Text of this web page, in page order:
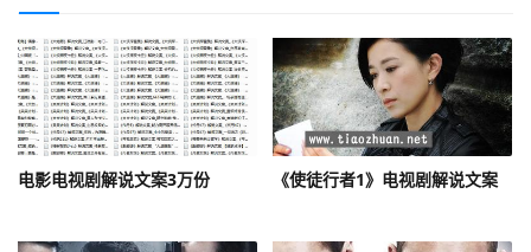
电影电视剧解说文案3万份 《使徒行者1》电视剧解说文案